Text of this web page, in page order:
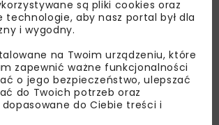
są pliki cookies oraz
technologie, aby nasz portal był dla
i wygodny.
na Twoim urządzeniu, które
zapewnić ważne funkcjonalności
o jego bezpieczeństwo, ulepszać
do Twoich potrzeb oraz
do Ciebie treści i